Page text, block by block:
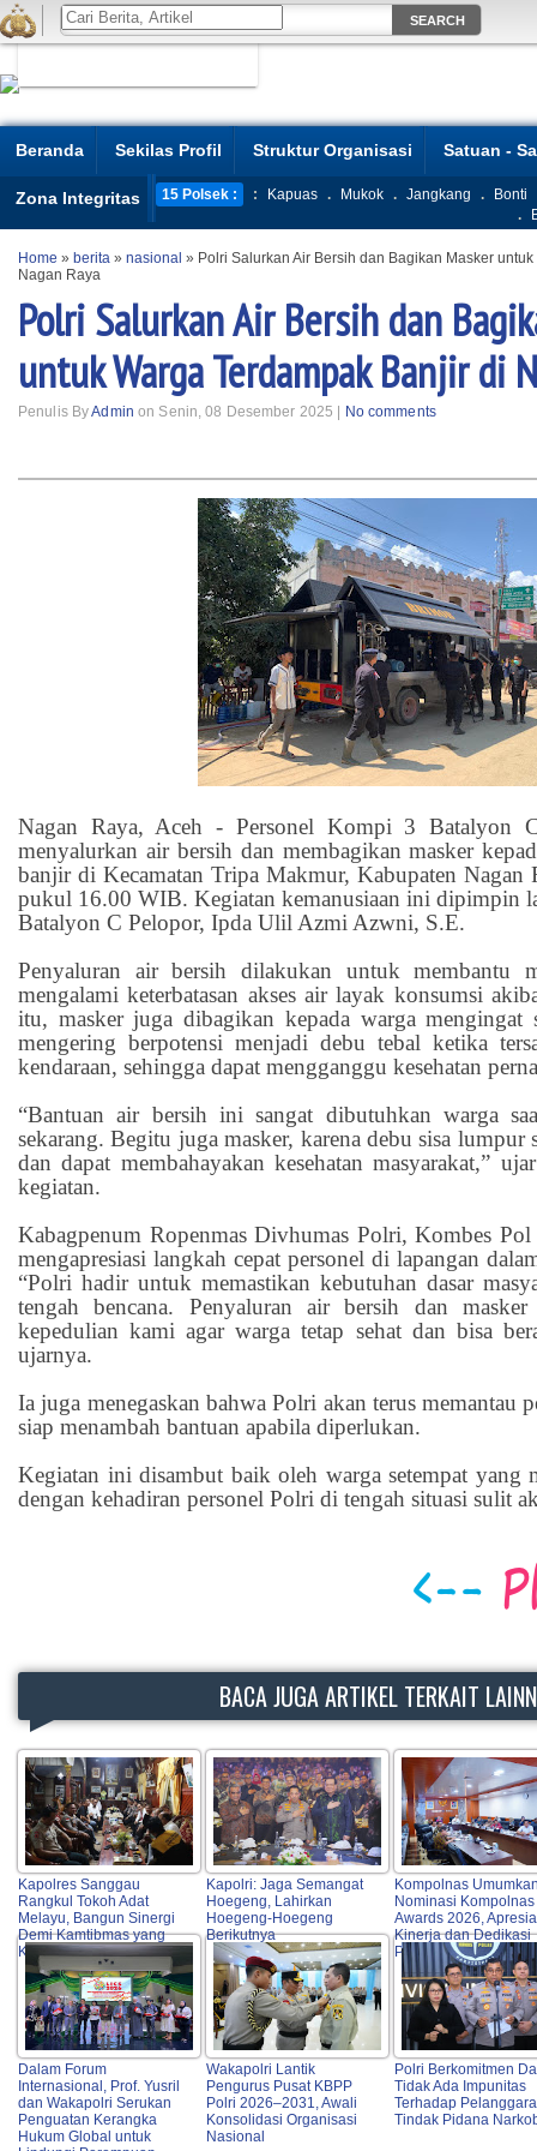
Beranda Sekilas Profil Struktur Organisasi Satuan -
Zona Integritas 15 Polsek : : Kapuas . Mukok . Jangkang .
Bonti
.
Home » berita » nasional » Polri Salurkan Air Bersih dan Bagikan Masker
Nagan Raya
Polri Salurkan Air Bersih dan
untuk Warga Terdampak Banjir di
Penulis ByAdmin on Senin, 08 Desember 2025 | No comments
Nagan Raya, Aceh - Personel Kompi 3 Batalyon
menyalurkan air bersih dan membagikan masker
banjir di Kecamatan Tripa Makmur, Kabupaten Nagan
pukul 16.00 WIB. Kegiatan kemanusiaan ini dipimpin
Batalyon C Pelopor, Ipda Ulil Azmi Azwni, S.E.
Penyaluran air bersih dilakukan untuk membantu
mengalami keterbatasan akses air layak konsumsi
itu, masker juga dibagikan kepada warga
mengering berpotensi menjadi debu tebal ketika
kendaraan, sehingga dapat mengganggu kesehatan
“Bantuan air bersih ini sangat dibutuhkan warga
sekarang. Begitu juga masker, karena debu sisa lumpur
dan dapat membahayakan kesehatan masyarakat,”
kegiatan.
Kabagpenum Ropenmas Divhumas Polri, Kombes
mengapresiasi langkah cepat personel di lapangan
“Polri hadir untuk memastikan kebutuhan dasar
tengah bencana. Penyaluran air bersih dan
kepedulian kami agar warga tetap sehat dan bisa
ujarnya.
Ia juga menegaskan bahwa Polri akan terus memantau
siap menambah bantuan apabila diperlukan.
Kegiatan ini disambut baik oleh warga setempat yang
dengan kehadiran personel Polri di tengah situasi sulit
BACA JUGA ARTIKEL TERKAIT
Kapolres Sanggau
Rangkul Tokoh Adat
Melayu, Bangun Sinergi
Demi Kamtibmas yang
Kondusif
Kapolri: Jaga Semangat
Hoegeng, Lahirkan
Hoegeng-Hoegeng
Berikutnya
Kompolnas
Nominasi Kompolnas
Awards 2026,
Kinerja dan Dedikasi
Personel Polri
Dalam Forum
Internasional, Prof. Yusril
dan Wakapolri Serukan
Penguatan Kerangka
Hukum Global untuk
Wakapolri Lantik
Pengurus Pusat KBPP
Polri 2026–2031, Awali
Konsolidasi Organisasi
Nasional
Polri Berkomitmen
Tidak Ada Impunitas
Terhadap
Tindak Pidana